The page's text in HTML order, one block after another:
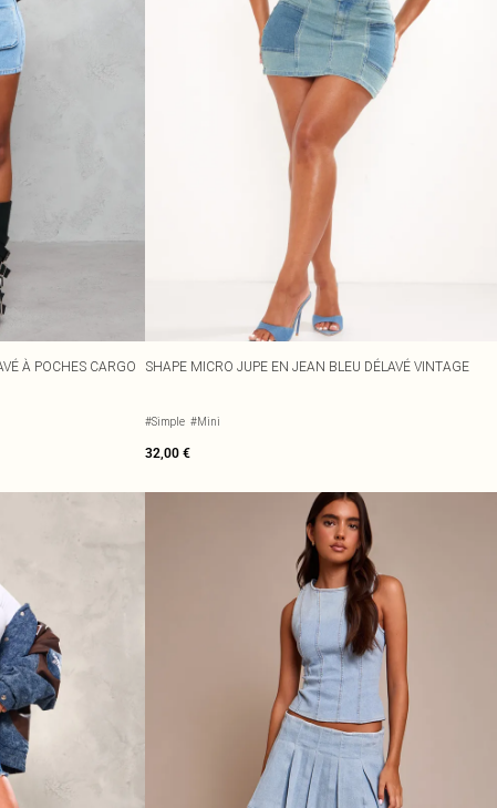
À POCHES CARGO
SHAPE MICRO JUPE EN JEAN BLEU DÉLAVÉ VINTAGE
#Simple #Mini
32,00 €